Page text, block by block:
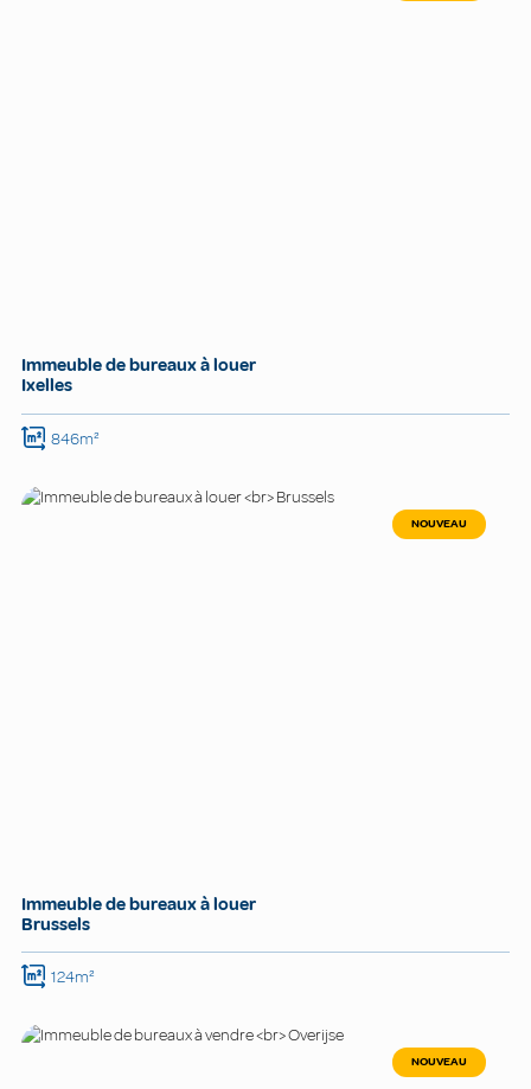
Immeuble de bureaux à louer
Ixelles
846m²
NOUVEAU
Immeuble de bureaux à louer
Brussels
124m²
NOUVEAU